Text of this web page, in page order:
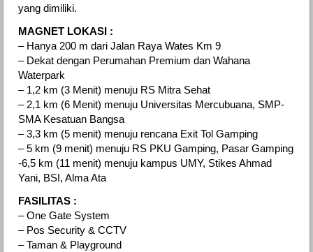
yang dimiliki.
MAGNET LOKASI :
– Hanya 200 m dari Jalan Raya Wates Km 9
– Dekat dengan Perumahan Premium dan Wahana
Waterpark
– 1,2 km (3 Menit) menuju RS Mitra Sehat
– 2,1 km (6 Menit) menuju Universitas Mercubuana, SMP-
SMA Kesatuan Bangsa
– 3,3 km (5 menit) menuju rencana Exit Tol Gamping
– 5 km (9 menit) menuju RS PKU Gamping, Pasar Gamping
-6,5 km (11 menit) menuju kampus UMY, Stikes Ahmad
Yani, BSI, Alma Ata
FASILITAS :
– One Gate System
– Pos Security & CCTV
– Taman & Playground